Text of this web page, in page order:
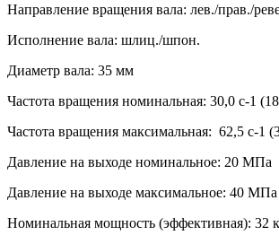
Направление вращения вала: лев./прав./
Исполнение вала: шлиц./шпон.
Диаметр вала: 35 мм
Частота вращения номинальная: 30,0 с-1
Частота вращения максимальная: 62,5 с-1
Давление на выходе номинальное: 20 МПа
Давление на выходе максимальное: 40 МПа
Номинальная мощность (эффективная): 32